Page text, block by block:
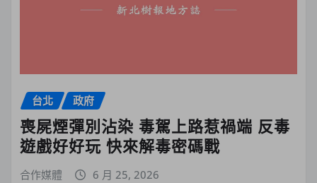
台北 政府
喪屍煙彈別沾染 毒駕上路惹禍端 反毒
遊戲好好玩 快來解毒密碼戰
合作媒體 6 月 25, 2026